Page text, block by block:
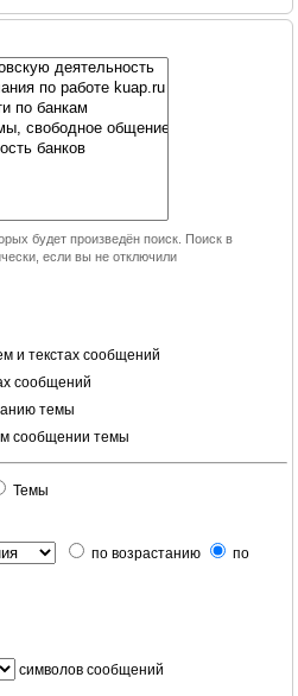
будет произведён поиск. Поиск в
если вы не отключили
и текстах сообщений
сообщений
темы
сообщении темы
Темы
по возрастанию
по
символов сообщений